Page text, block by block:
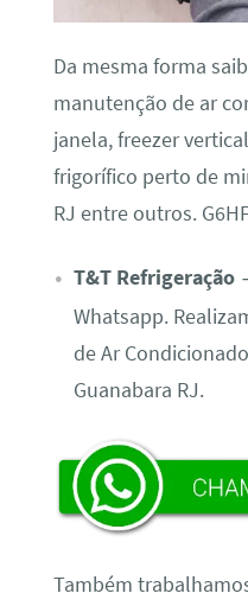
Da mesma forma
manutenção de ar
janela, freezer
frigorífico perto de
RJ entre outros.
T&T Refrigeração
Whatsapp.
de Ar
Guanabara RJ.
Também